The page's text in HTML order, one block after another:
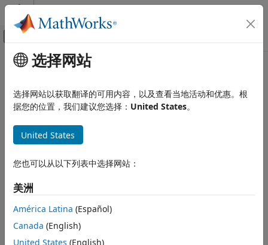
跳到内容
画布外导航菜单切换
文档主页
主要内容
How useful was this information?
选择网站
选择网站以获取翻译的可用内容，以及查看当地活动和优惠。根
据您的位置，我们建议您选择： United States。
United States
您也可以从以下列表中选择网站：
美洲
América Latina (Español)
Canada (English)
United States (English)